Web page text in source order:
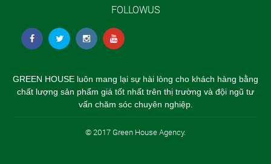
FOLLOWUS
GREEN HOUSE luôn mang lại sự hài lòng cho khách hàng bằng
chất lượng sản phẩm giá tốt nhất trên thị trường và đội ngũ tư
vấn chăm sóc chuyên nghiệp.
© 2017 Green House Agency.